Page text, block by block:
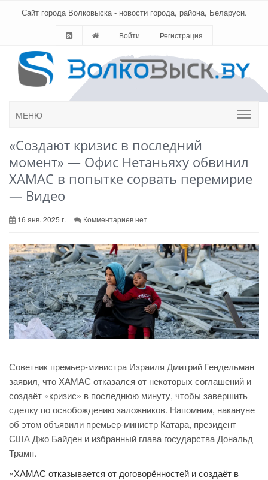
Сайт города Волковыска - новости города, района, Беларуси.
Войти Регистрация
МЕНЮ
«Создают кризис в последний
момент» — Офис Нетаньяху обвинил
ХАМАС в попытке сорвать перемирие
— Видео
16 янв. 2025 г. Комментариев нет
Советник премьер-министра Израиля Дмитрий Гендельман
заявил, что ХАМАС отказался от некоторых соглашений и
создаёт «кризис» в последнюю минуту, чтобы завершить
сделку по освобождению заложников. Напомним, накануне
об этом объявили премьер-министр Катара, президент
США Джо Байден и избранный глава государства Дональд
Трамп.
«ХАМАС отказывается от договорённостей и создаёт в